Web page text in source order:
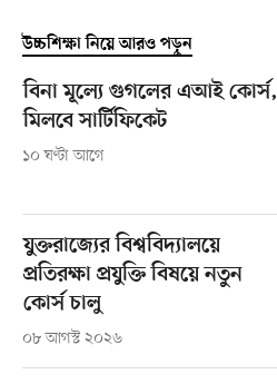
উচ্চশিক্ষা নিয়ে আরও পড়ুন
বিনা মূল্যে গুগলের এআই কোর্স,
মিলবে সার্টিফিকেট
১০ ঘণ্টা আগে
যুক্তরাজ্যের বিশ্ববিদ্যালয়ে
প্রতিরক্ষা প্রযুক্তি বিষয়ে নতুন
কোর্স চালু
০৮ আগস্ট ২০২৬